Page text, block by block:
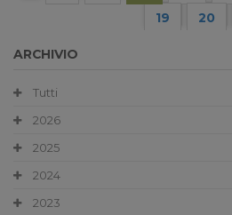
19
20
ARCHIVIO
Tutti
2026
2025
2024
2023